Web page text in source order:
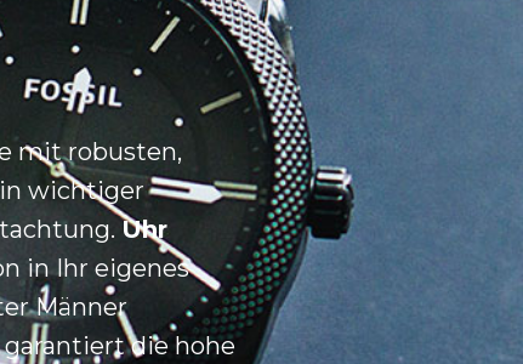
mit robusten,
wichtiger
Uhr
in Ihr eigenes
Männer
die hohe